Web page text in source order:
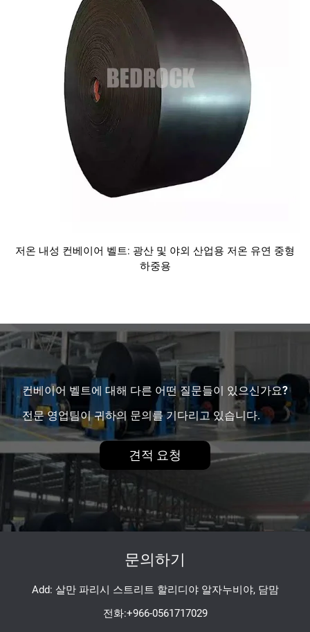
저온 내성 컨베이어 벨트: 광산 및 야외 산업용 저온 유연 중형
하중용
컨베이어 벨트에 대해 다른 어떤 질문들이 있으신가요?
전문 영업팀이 귀하의 문의를 기다리고 있습니다.
견적 요청
문의하기
Add: 살만 파리시 스트리트 할리디야 알자누비야, 담맘
전화:+966-0561717029